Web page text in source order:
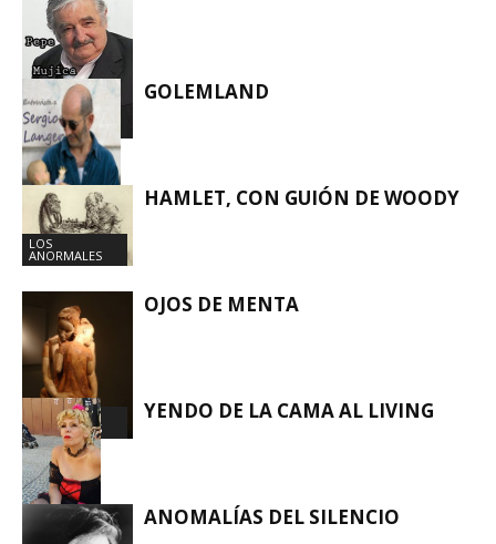
LOS
ANORMALES
LOS
ANORMALES
GOLEMLAND
LOS
ANORMALES
HAMLET, CON GUIÓN DE WOODY
LOS
ANORMALES
OJOS DE MENTA
YENDO DE LA CAMA AL LIVING
ANOMALÍAS DEL SILENCIO